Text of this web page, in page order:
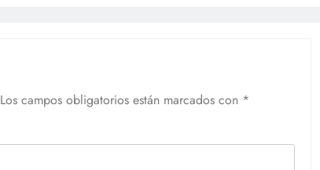
Los campos obligatorios están marcados con *